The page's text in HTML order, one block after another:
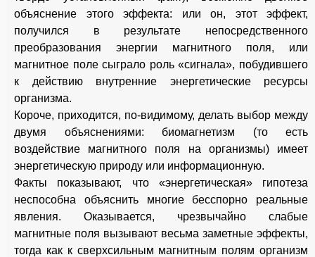
объяснение этого эффекта: или он, этот эффект,
получился в результате непосредственного
преобразования энергии магнитного поля, или
магнитное поле сыграло роль «сигнала», побудившего
к действию внутренние энергетические ресурсы
организма.
Короче, приходится, по-видимому, делать выбор между
двумя объяснениями: биомагнетизм (то есть
воздействие магнитного поля на организмы) имеет
энергетическую природу или информационную.
Факты показывают, что «энергетическая» гипотеза
неспособна объяснить многие бесспорно реальные
явления. Оказывается, чрезвычайно слабые
магнитные поля вызывают весьма заметные эффекты,
тогда как к сверхсильным магнитным полям организм